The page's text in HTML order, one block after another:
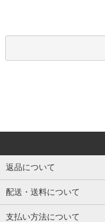
返品について
配送・送料について
支払い方法について